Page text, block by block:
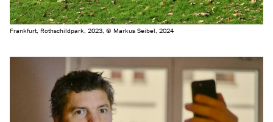
Frankfurt, Rothschildpark, 2023, © Markus Seibel, 2024